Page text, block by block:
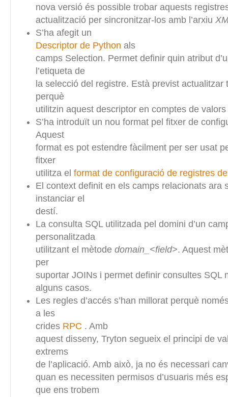
nova versió és possible trobar aquests
actualització per sincronitzar-los amb l’arxiu
S’ha afegit un
Descriptor de Python als
camps Selection. Permet definir quin atribut
l’etiqueta de
la selecció del registre. Està previst actualitzar
perquè
utilitzin aquest descriptor en comptes de
S’ha introduït un nou format pel fitxer de
Aquest
format es pot estendre fàcilment per ser usat
fitxer
utilitza el format de configuració de registres
El context definit en els camps relacionats ara
instanciar el
destí.
La consulta SQL utilitzada pel domini d’un
personalitzada
utilitzant el mètode domain_<field>. Aquest
per
suportar JOINs i permet definir consultes SQL
alguns casos.
Les regles d’accés s’han millorat perquè
a les
crides RPC . Amb
aquest disseny, Tryton segueix el principi de
extrems
de l’aplicació. Amb això, ja no és necessari
quan es necessiten permisos d’usuaris més
que ens trobem